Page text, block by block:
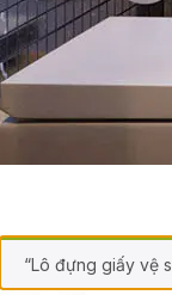
“Lô đựng giấy vệ